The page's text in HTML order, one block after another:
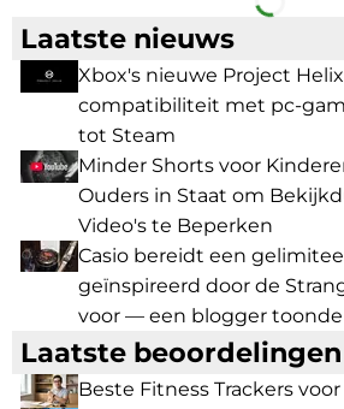
Laatste nieuws
Xbox's nieuwe Project
compatibiliteit met pc-
tot Steam
Minder Shorts voor
Ouders in Staat om
Video's te Beperken
Casio bereidt een
geïnspireerd door de
voor — een blogger
Laatste beoordelingen
Beste Fitness Trackers